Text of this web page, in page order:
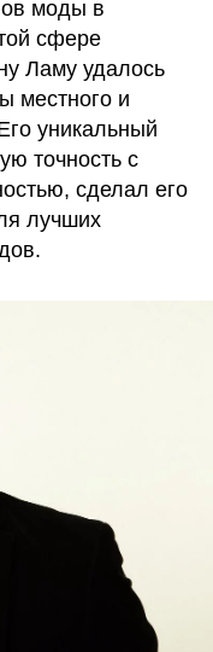
моды в
сфере
Ламу удалось
местного и
уникальный
точность с
сделал его
лучших